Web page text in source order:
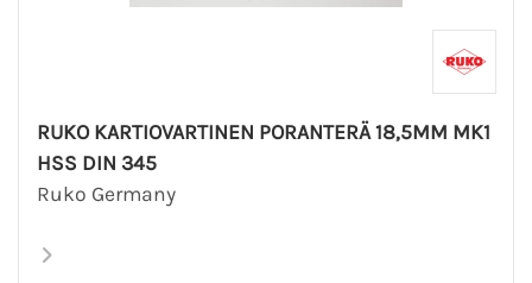
RUKO KARTIOVARTINEN PORANTERÄ 18,5MM MK1
HSS DIN 345
Ruko Germany